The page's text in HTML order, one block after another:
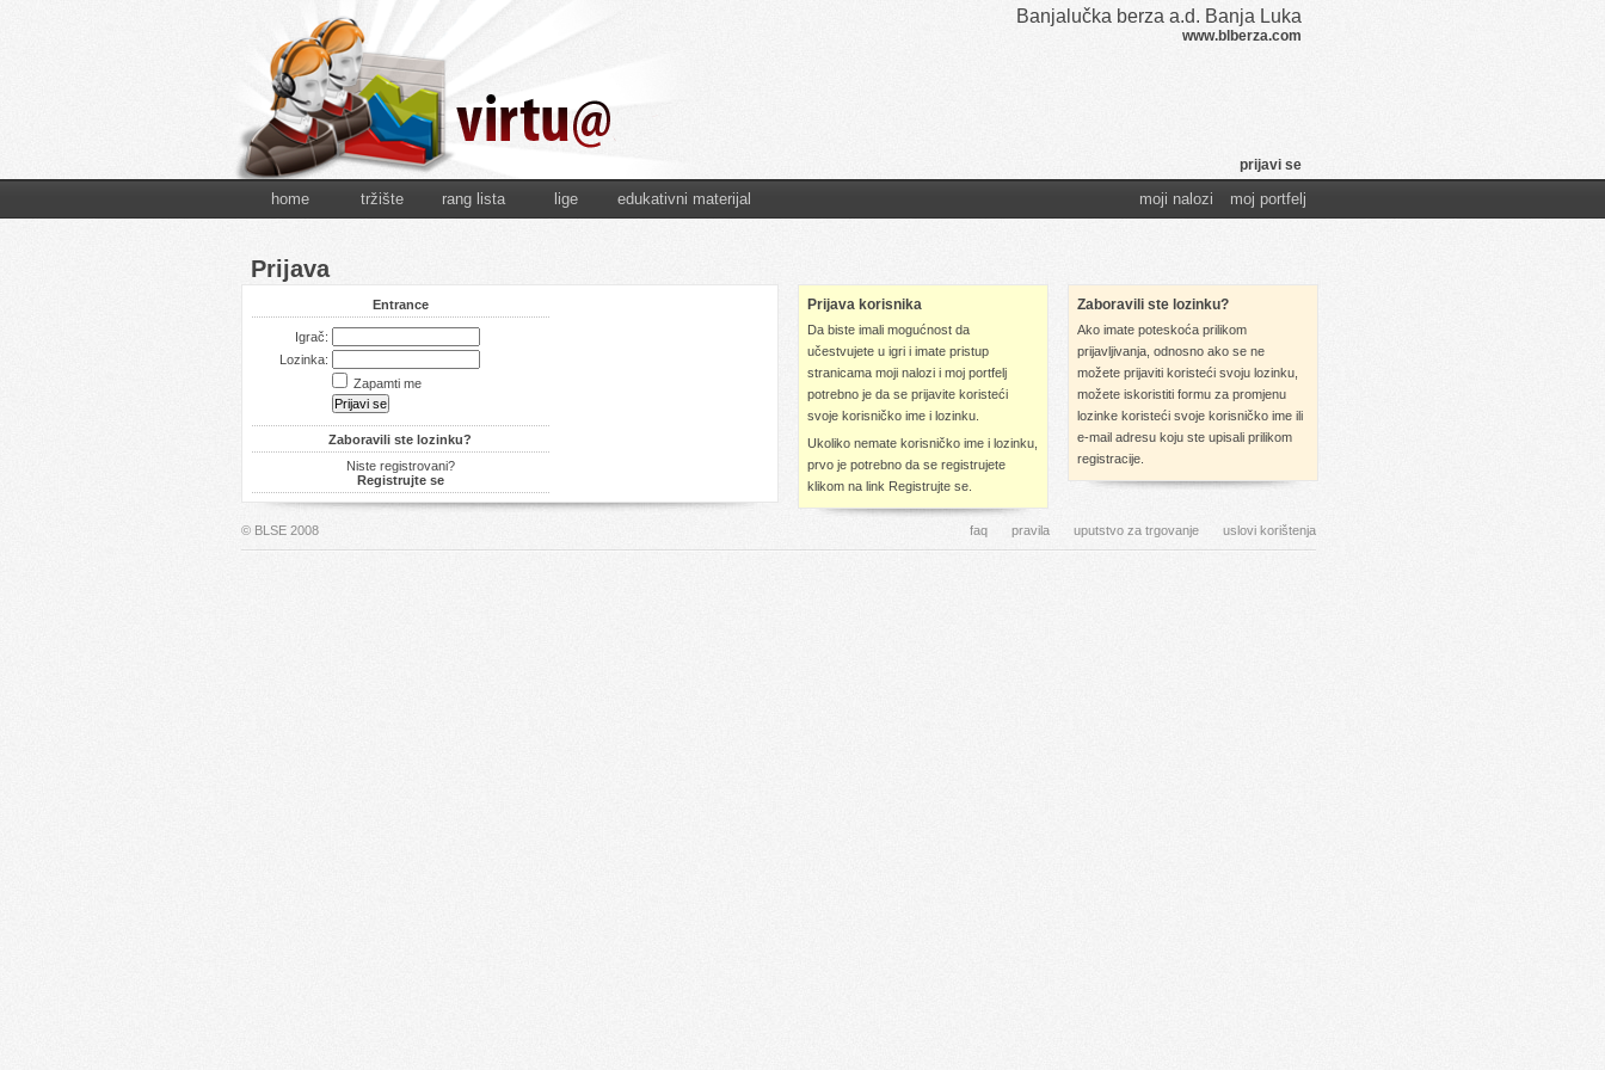
prijavi se
Banjalučka berza a.d. Banja Luka
www.blberza.com
home tržište rang lista lige edukativni materijal moji nalozi moj portfelj
Prijava
Entrance
Igrač:
Lozinka:
Zapamti me
Zaboravili ste lozinku?
Niste registrovani?
Registrujte se
Prijava korisnika
Da biste imali mogućnost da
učestvujete u igri i imate pristup
stranicama moji nalozi i moj portfelj
potrebno je da se prijavite koristeći
svoje korisničko ime i lozinku.
Ukoliko nemate korisničko ime i lozinku,
prvo je potrebno da se registrujete
klikom na link Registrujte se.
Zaboravili ste lozinku?
Ako imate poteskoća prilikom
prijavljivanja, odnosno ako se ne
možete prijaviti koristeći svoju lozinku,
možete iskoristiti formu za promjenu
lozinke koristeći svoje korisničko ime ili
e-mail adresu koju ste upisali prilikom
registracije.
© BLSE 2008 faq pravila uputstvo za trgovanje uslovi korištenja